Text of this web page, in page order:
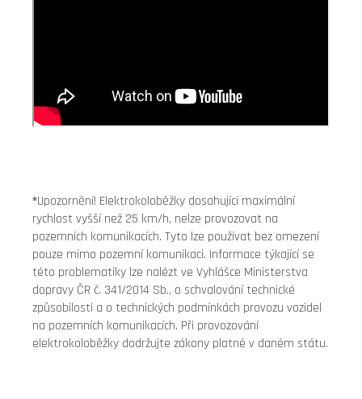
*Upozornění! Elektrokoloběžky dosahující maximální
rychlost vyšší než 25 km/h, nelze provozovat na
pozemních komunikacích. Tyto lze používat bez omezení
pouze mimo pozemní komunikaci. Informace týkající se
této problematiky lze nalézt ve Vyhlášce Ministerstva
dopravy ČR č. 341/2014 Sb., o schvalování technické
způsobilosti a o technických podmínkách provozu vozidel
na pozemních komunikacích. Při provozování
elektrokoloběžky dodržujte zákony platné v daném státu.